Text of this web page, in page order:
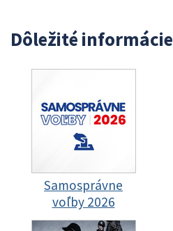
Dôležité informácie
Samosprávne
voľby 2026